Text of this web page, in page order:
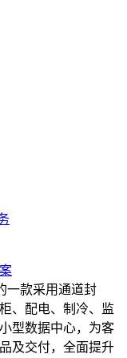
一款采用通道封
、配电、制冷、监
型数据中心，为客
及交付，全面提升